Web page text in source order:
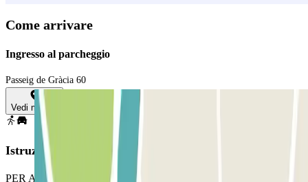
Come arrivare
Ingresso al parcheggio
Passeig de Gràcia 60
Vedi mappa
Istruzioni
PER APRIRE LA BARRIERA: Fermatevi davanti alla barriera. Il